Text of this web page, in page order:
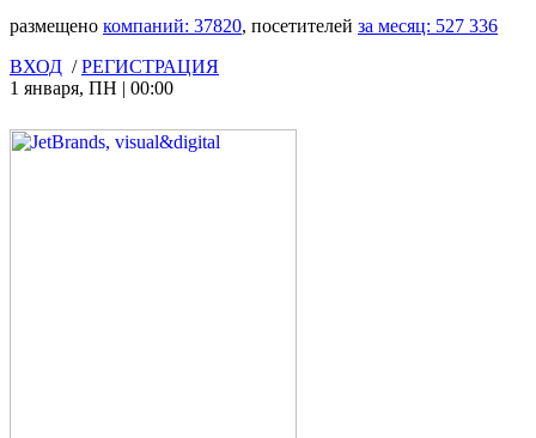
размещено компаний: 37820, посетителей за месяц: 527 336
ВХОД /РЕГИСТРАЦИЯ
1 января, ПН | 00:00